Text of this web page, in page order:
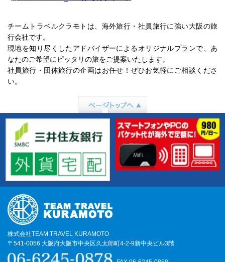
チームトラベルクラモトは、海外旅行・社員旅行に強い大阪の旅
行会社です。
現地を知り尽くしたアドバイザーによるオリジナルプランで、あ
なたのご希望にピッタリの旅をご提案いたします。
社員旅行・団体旅行の企画はお任せ！ぜひお気軽にご相談くださ
い。
ページトップへ行
株式会社TEAM TRAVEL KURAMOTO
〒541-0056 大阪府大阪市中央区久太郎町4-2-9新中央ビル3階